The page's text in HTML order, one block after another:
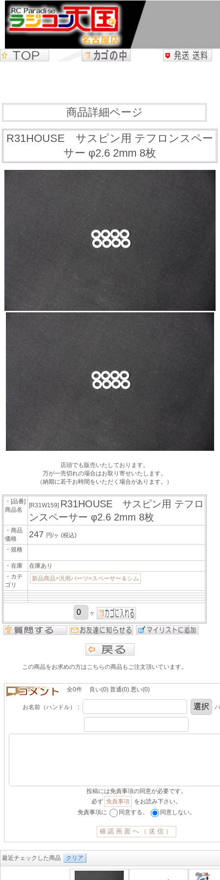
商品詳細ページ
R31HOUSE サスピン用 テフロンスペー
サー φ2.6 2mm 8枚
店頭でも販売いたしております。
万が一売切れの場合はお取り寄せいたします。
（納期に若干お時間をいただく場合があります。）
・[品番]
商品名
[R31W159] R31HOUSE サスピン用 テフロ
ンスペーサー φ2.6 2mm 8枚
・商品
価格
247 円/ヶ(税込)
・規格
・在庫
在庫あり
・カテ
ゴリ
新品商品>汎用パーツ>スペーサー＆シム
ヶ
この商品をお求めの方はこちらの商品もご注文頂いています。
全0件 良い(0) 普通(0) 悪い(0)
お名前（ハンドル）：
投稿には免責事項の同意が必要です。
必ず 免責事項
をお読み下さい。
免責事項に
同意する。 同意しない。
最近チェックした商品 クリア